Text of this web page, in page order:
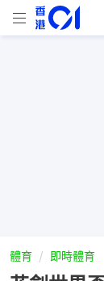
體育 即時體育